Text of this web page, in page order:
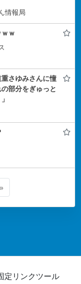
情報局
ｗ
さゆみさんに憧
部分をぎゅっと
定リンクツール